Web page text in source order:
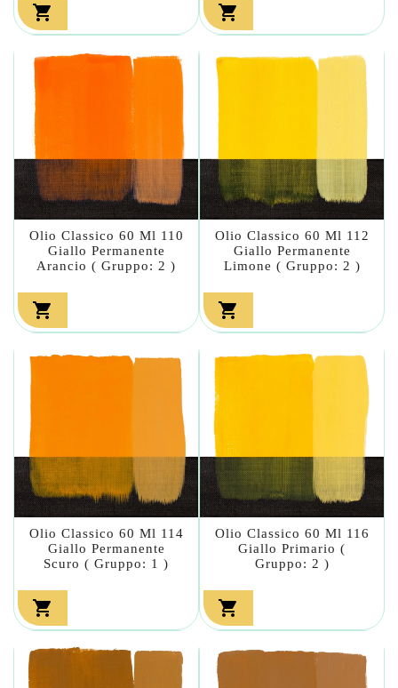
 
Olio Classico 60 Ml 110
Giallo Permanente
Arancio ( Gruppo: 2 )

Olio Classico 60 Ml 112
Giallo Permanente
Limone ( Gruppo: 2 )

Olio Classico 60 Ml 114
Giallo Permanente
Scuro ( Gruppo: 1 )

Olio Classico 60 Ml 116
Giallo Primario (
Gruppo: 2 )
